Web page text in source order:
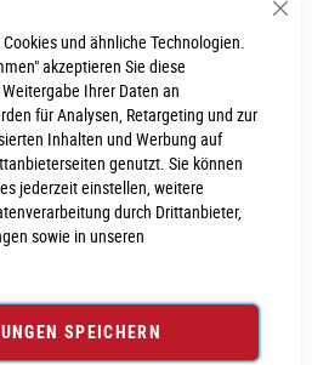
und ähnliche Technologien.
akzeptieren Sie diese
Ihrer Daten an
für Analysen, Retargeting und zur
Inhalten und Werbung auf
genutzt. Sie können
jederzeit einstellen, weitere
durch Drittanbieter,
sowie in unseren
SPEICHERN